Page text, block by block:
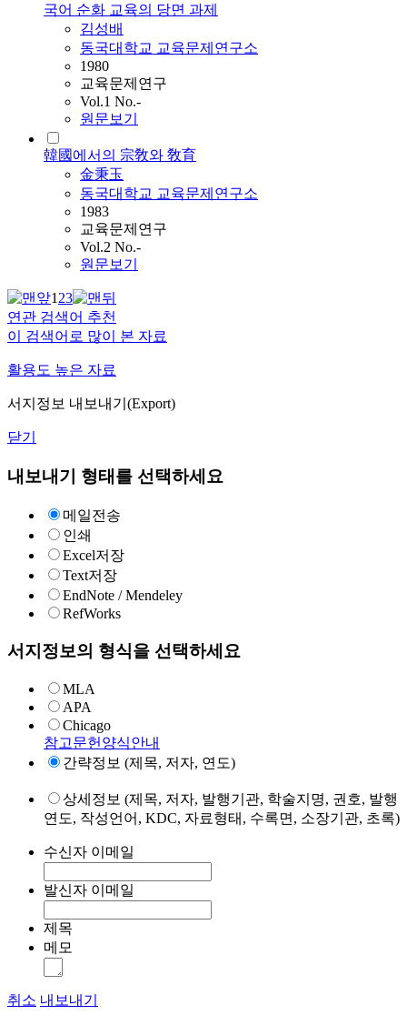
국어 순화 교육의 당면 과제
김성배
동국대학교 교육문제연구소
1980
교육문제연구
Vol.1 No.-
원문보기
韓國에서의 宗敎와 敎育
金秉玉
동국대학교 교육문제연구소
1983
교육문제연구
Vol.2 No.-
원문보기
123
연관 검색어 추천
이 검색어로 많이 본 자료
활용도 높은 자료
서지정보 내보내기(Export)
닫기
내보내기 형태를 선택하세요
메일전송
인쇄
Excel저장
Text저장
EndNote / Mendeley
RefWorks
서지정보의 형식을 선택하세요
MLA
APA
Chicago
참고문헌양식안내
간략정보 (제목, 저자, 연도)
상세정보 (제목, 저자, 발행기관, 학술지명, 권호, 발행
연도, 작성언어, KDC, 자료형태, 수록면, 소장기관, 초록)
수신자 이메일
발신자 이메일
제목
메모
취소 내보내기